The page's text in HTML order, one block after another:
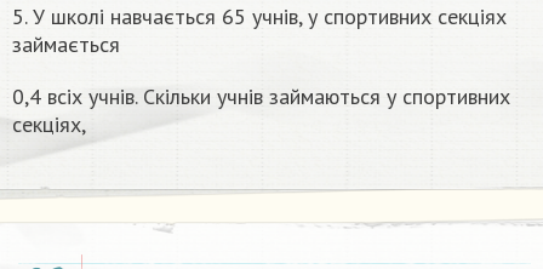
5. У школі навчається 65 учнів, у спортивних секціях
займається
0,4 всіх учнів. Скільки учнів займаються у спортивних
секціях,